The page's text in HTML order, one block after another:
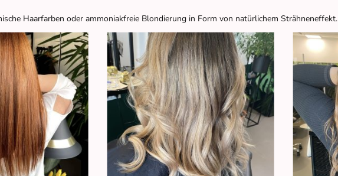
Haarfarben oder ammoniakfreie Blondierung in Form von natürlichem Strähneneffekt.